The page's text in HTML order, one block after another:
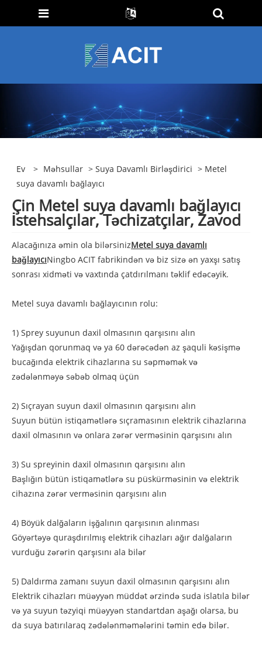
Ev > Məhsullar >Suya Davamlı Birləşdirici > Metel
suya davamlı bağlayıcı
Çin Metel suya davamlı bağlayıcı
İstehsalçılar, Təchizatçılar, Zavod
Alacağınıza əmin ola bilərsinizMetel suya davamlı
bağlayıcıNingbo ACIT fabrikindən və biz sizə ən yaxşı satış
sonrası xidməti və vaxtında çatdırılmanı təklif edəcəyik.
Metel suya davamlı bağlayıcının rolu:
1) Sprey suyunun daxil olmasının qarşısını alın
Yağışdan qorunmaq və ya 60 dərəcədən az şaquli kəsişmə
bucağında elektrik cihazlarına su səpməmək və
zədələnməyə səbəb olmaq üçün
2) Sıçrayan suyun daxil olmasının qarşısını alın
Suyun bütün istiqamətlərə sıçramasının elektrik cihazlarına
daxil olmasının və onlara zərər verməsinin qarşısını alın
3) Su spreyinin daxil olmasının qarşısını alın
Başlığın bütün istiqamətlərə su püskürməsinin və elektrik
cihazına zərər verməsinin qarşısını alın
4) Böyük dalğaların işğalının qarşısının alınması
Göyərtəyə quraşdırılmış elektrik cihazları ağır dalğaların
vurduğu zərərin qarşısını ala bilər
5) Daldırma zamanı suyun daxil olmasının qarşısını alın
Elektrik cihazları müəyyən müddət ərzində suda islatıla bilər
və ya suyun təzyiqi müəyyən standartdan aşağı olarsa, bu
da suya batırılaraq zədələnməmələrini təmin edə bilər.